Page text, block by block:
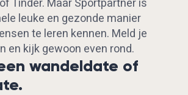
Tinder. Maar Sportpartner is
leuke en gezonde manier
te leren kennen. Meld je
en kijk gewoon even rond.
wandeldate of